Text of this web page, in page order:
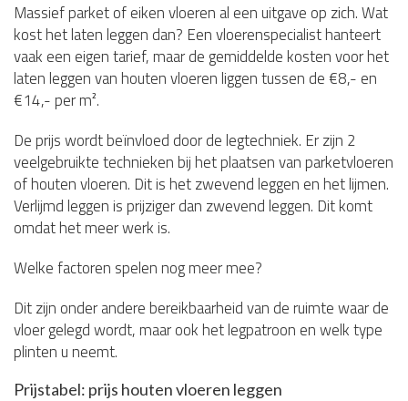
Massief parket of eiken vloeren al een uitgave op zich. Wat
kost het laten leggen dan? Een vloerenspecialist hanteert
vaak een eigen tarief, maar de gemiddelde kosten voor het
laten leggen van houten vloeren liggen tussen de €8,- en
€14,- per m².
De prijs wordt beïnvloed door de legtechniek. Er zijn 2
veelgebruikte technieken bij het plaatsen van parketvloeren
of houten vloeren. Dit is het zwevend leggen en het lijmen.
Verlijmd leggen is prijziger dan zwevend leggen. Dit komt
omdat het meer werk is.
Welke factoren spelen nog meer mee?
Dit zijn onder andere bereikbaarheid van de ruimte waar de
vloer gelegd wordt, maar ook het legpatroon en welk type
plinten u neemt.
Prijstabel: prijs houten vloeren leggen